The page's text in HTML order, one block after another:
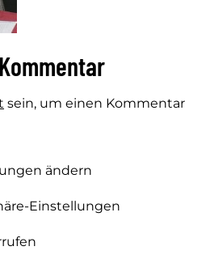
sein, um einen Kommentar
ändern
Einstellungen